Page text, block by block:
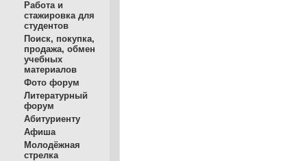
Работа и
стажировка для
студентов
Поиск, покупка,
продажа, обмен
учебных
материалов
Фото форум
Литературный
форум
Абитуриенту
Афиша
Молодёжная
стрелка